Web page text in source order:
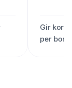
Gir
per bord.